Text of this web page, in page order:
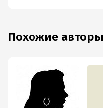
Похожие авторы